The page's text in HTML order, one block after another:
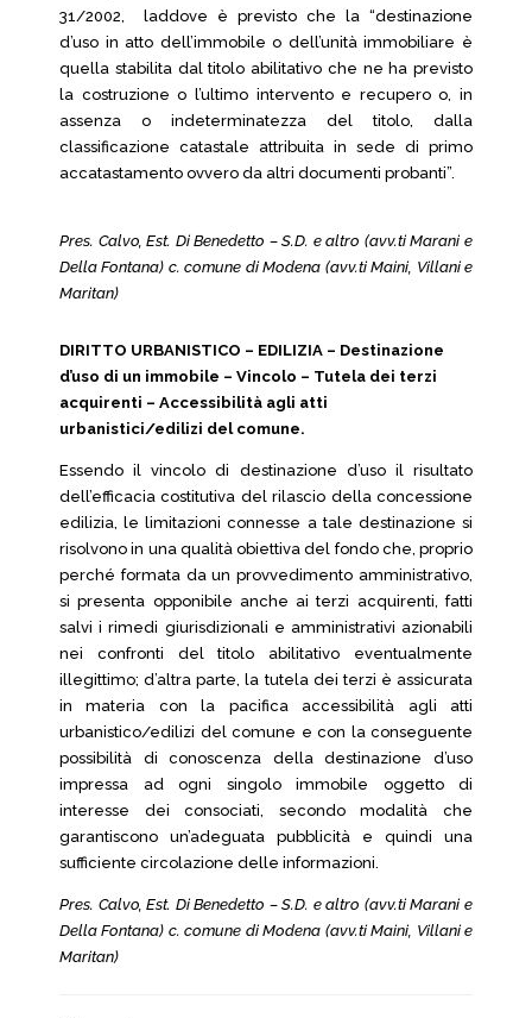
31/2002, laddove è previsto che la “destinazione
d’uso in atto dell’immobile o dell’unità immobiliare è
quella stabilita dal titolo abilitativo che ne ha previsto
la costruzione o l’ultimo intervento e recupero o, in
assenza o indeterminatezza del titolo, dalla
classificazione catastale attribuita in sede di primo
accatastamento ovvero da altri documenti probanti”.
Pres. Calvo, Est. Di Benedetto – S.D. e altro (avv.ti Marani e
Della Fontana) c. comune di Modena (avv.ti Maini, Villani e
Maritan)
DIRITTO URBANISTICO – EDILIZIA – Destinazione
d’uso di un immobile – Vincolo – Tutela dei terzi
acquirenti – Accessibilità agli atti
urbanistici/edilizi del comune.
Essendo il vincolo di destinazione d’uso il risultato
dell’efficacia costitutiva del rilascio della concessione
edilizia, le limitazioni connesse a tale destinazione si
risolvono in una qualità obiettiva del fondo che, proprio
perché formata da un provvedimento amministrativo,
si presenta opponibile anche ai terzi acquirenti, fatti
salvi i rimedi giurisdizionali e amministrativi azionabili
nei confronti del titolo abilitativo eventualmente
illegittimo; d’altra parte, la tutela dei terzi è assicurata
in materia con la pacifica accessibilità agli atti
urbanistico/edilizi del comune e con la conseguente
possibilità di conoscenza della destinazione d’uso
impressa ad ogni singolo immobile oggetto di
interesse dei consociati, secondo modalità che
garantiscono un’adeguata pubblicità e quindi una
sufficiente circolazione delle informazioni.
Pres. Calvo, Est. Di Benedetto – S.D. e altro (avv.ti Marani e
Della Fontana) c. comune di Modena (avv.ti Maini, Villani e
Maritan)